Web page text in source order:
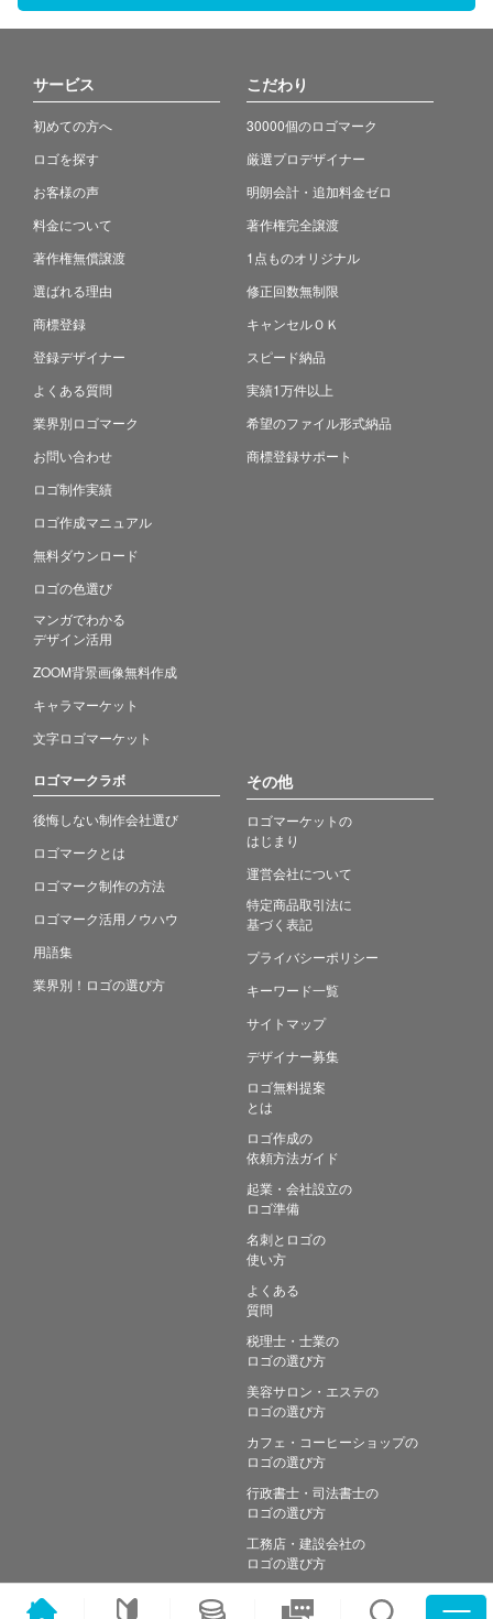
サービス
初めての方へ
ロゴを探す
お客様の声
料金について
著作権無償譲渡
選ばれる理由
商標登録
登録デザイナー
よくある質問
業界別ロゴマーク
お問い合わせ
ロゴ制作実績
ロゴ作成マニュアル
無料ダウンロード
ロゴの色選び
マンガでわかる
デザイン活用
ZOOM背景画像無料作成
キャラマーケット
文字ロゴマーケット
こだわり
30000個のロゴマーク
厳選プロデザイナー
明朗会計・追加料金ゼロ
著作権完全譲渡
1点ものオリジナル
修正回数無制限
キャンセルＯＫ
スピード納品
実績1万件以上
希望のファイル形式納品
商標登録サポート
ロゴマークラボ
後悔しない制作会社選び
ロゴマークとは
ロゴマーク制作の方法
ロゴマーク活用ノウハウ
用語集
業界別！ロゴの選び方
その他
ロゴマーケットの
はじまり
運営会社について
特定商品取引法に
基づく表記
プライバシーポリシー
キーワード一覧
サイトマップ
デザイナー募集
ロゴ無料提案
とは
ロゴ作成の
依頼方法ガイド
起業・会社設立の
ロゴ準備
名刺とロゴの
使い方
よくある
質問
税理士・士業の
ロゴの選び方
美容サロン・エステの
ロゴの選び方
カフェ・コーヒーショップの
ロゴの選び方
行政書士・司法書士の
ロゴの選び方
工務店・建設会社の
ロゴの選び方